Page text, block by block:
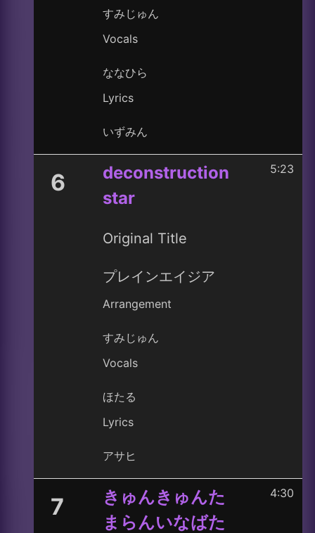
すみじゅん
Vocals
ななひら
Lyrics
いずみん
6
deconstruction
star
Original Title
プレインエイジア
Arrangement
すみじゅん
Vocals
ほたる
Lyrics
アサヒ
5:23
7
きゅんきゅんた
まらんいなばた
4:30